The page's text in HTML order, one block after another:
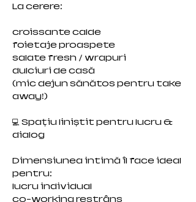
La cerere:
croissante calde
foietaje proaspete
salate fresh / wrapuri
dulciuri de casă
(mic dejun sănătos pentru take
away!)
💻 Spațiu liniștit pentru lucru &
dialog
Dimensiunea intimă îl face ideal
pentru:
lucru individual
co-working restrâns